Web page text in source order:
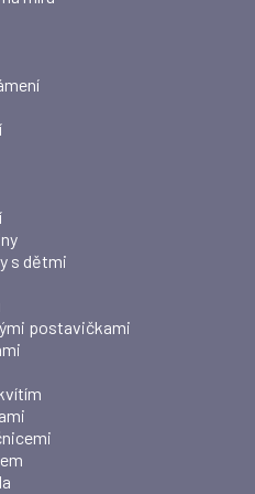
s dětmi
postavičkami